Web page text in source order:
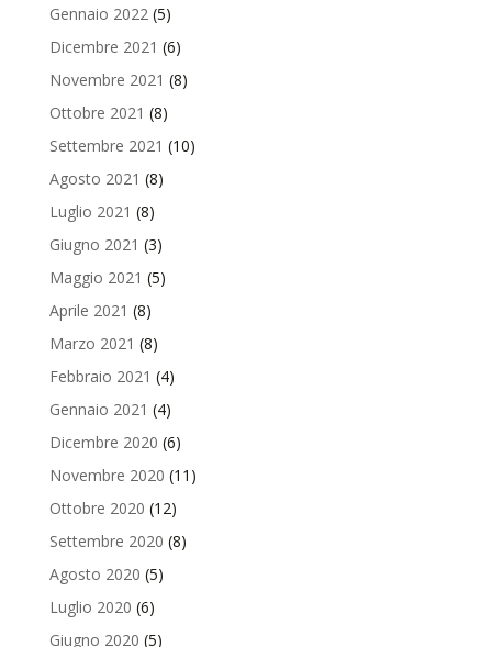
Gennaio 2022 (5)
Dicembre 2021 (6)
Novembre 2021 (8)
Ottobre 2021 (8)
Settembre 2021 (10)
Agosto 2021 (8)
Luglio 2021 (8)
Giugno 2021 (3)
Maggio 2021 (5)
Aprile 2021 (8)
Marzo 2021 (8)
Febbraio 2021 (4)
Gennaio 2021 (4)
Dicembre 2020 (6)
Novembre 2020 (11)
Ottobre 2020 (12)
Settembre 2020 (8)
Agosto 2020 (5)
Luglio 2020 (6)
Giugno 2020 (5)